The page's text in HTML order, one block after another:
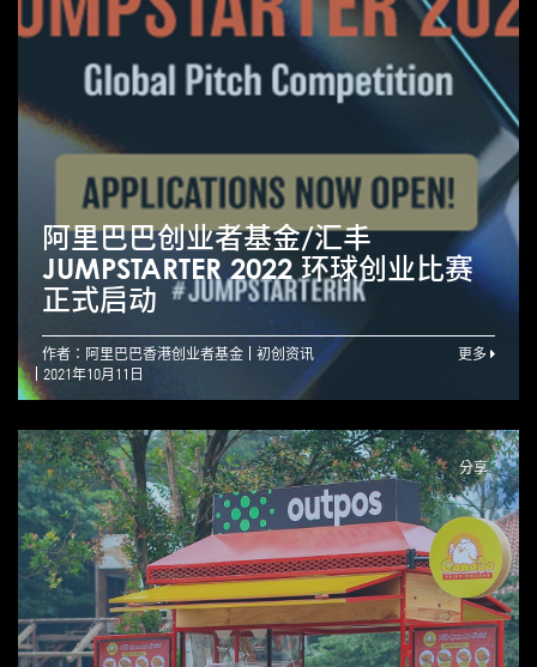
阿里巴巴创业者基金/汇丰
JUMPSTARTER 2022 环球创业比赛
正式启动
作者：阿里巴巴香港创业者基金
初创资讯
2021年10月11日
更多
分享